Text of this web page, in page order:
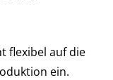
flexibel auf die
ein.